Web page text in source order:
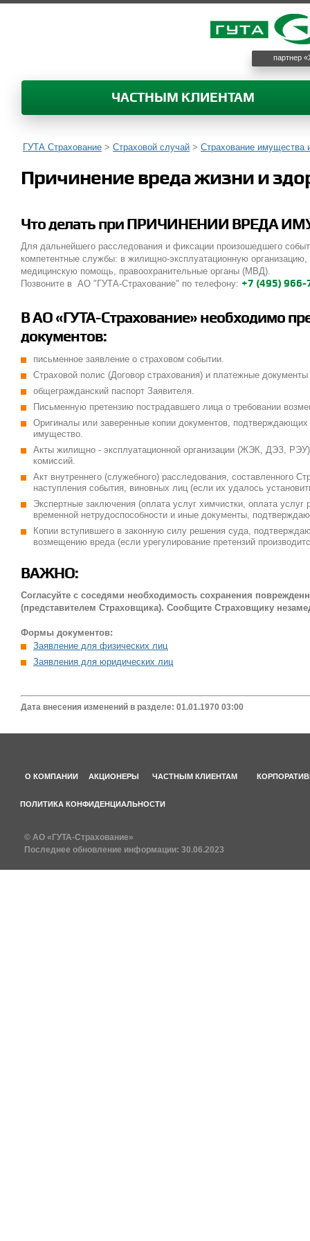
партнер
ЧАСТНЫМ КЛИЕНТАМ
ГУТА Страхование > Страховой случай > Страхование имущества
Причинение вреда жизни и
Что делать при ПРИЧИНЕНИИ ВРЕДА
Для дальнейшего расследования и фиксации произошедшего
компетентные службы: в жилищно-эксплуатационную
медицинскую помощь, правоохранительные органы (МВД).
Позвоните в АО "ГУТА-Страхование" по телефону: +7 (495) 966-
В АО «ГУТА-Страхование» необходимо
документов:
письменное заявление о страховом событии.
Страховой полис (Договор страхования) и платежные документы
общегражданский паспорт Заявителя.
Письменную претензию пострадавшего лица о требовании
Оригиналы или заверенные копии документов,
имущество.
Акты жилищно - эксплуатационной организации (ЖЭК, ДЭЗ,
комиссий.
Акт внутреннего (служебного) расследования, составленного
наступления события, виновных лиц (если их удалось
Экспертные заключения (оплата услуг химчистки, оплата
временной нетрудоспособности и иные документы,
Копии вступившего в законную силу решения суда,
возмещению вреда (если урегулирование претензий
ВАЖНО:
Согласуйте с соседями необходимость сохранения
(представителем Страховщика). Сообщите Страховщику
Формы документов:
Заявление для физических лиц
Заявления для юридических лиц
Дата внесения изменений в разделе: 01.01.1970 03:00
О КОМПАНИИ АКЦИОНЕРЫ ЧАСТНЫМ КЛИЕНТАМ
ПОЛИТИКА КОНФИДЕНЦИАЛЬНОСТИ
© АО «ГУТА-Страхование»
Последнее обновление информации: 30.06.2023